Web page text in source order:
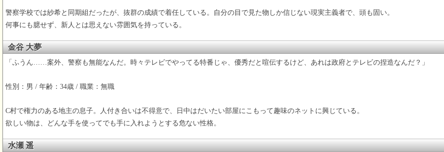
警察学校では紗希と同期組だったが、抜群の成績で着任している。自分の目で見た物しか信じない現実主義者で、頭も固い。
何事にも臆せず、新人とは思えない雰囲気を持っている。
金谷 大夢
「ふうん……案外、警察も無能なんだ。時々テレビでやってる特番じゃ、優秀だと喧伝するけど、あれは政府とテレビの捏造なんだ？」
性別：男 / 年齢：34歳 / 職業：無職
C村で権力のある地主の息子。人付き合いは不得意で、日中はだいたい部屋にこもって趣味のネットに興じている。
欲しい物は、どんな手を使ってでも手に入れようとする危ない性格。
水瀬 遥